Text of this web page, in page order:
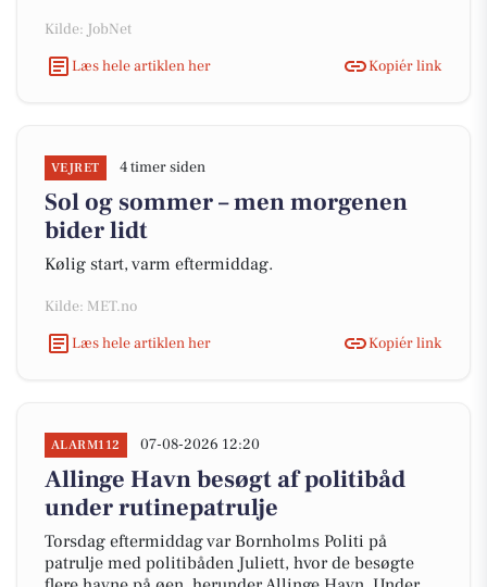
Kilde: JobNet
Læs hele artiklen her
Kopiér link
VEJRET 4 timer siden
Sol og sommer – men morgenen
bider lidt
Kølig start, varm eftermiddag.
Kilde: MET.no
Læs hele artiklen her
Kopiér link
ALARM112 07-08-2026 12:20
Allinge Havn besøgt af politibåd
under rutinepatrulje
Torsdag eftermiddag var Bornholms Politi på
patrulje med politibåden Juliett, hvor de besøgte